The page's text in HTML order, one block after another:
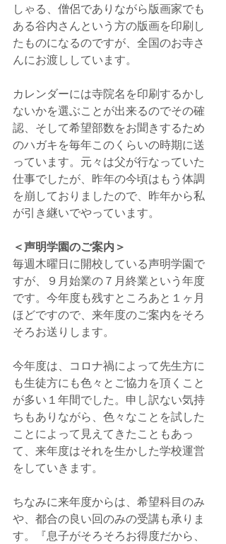
しゃる、僧侶でありながら版画家でも
ある谷内さんという方の版画を印刷し
たものになるのですが、全国のお寺さ
んにお渡ししています。
カレンダーには寺院名を印刷するかし
ないかを選ぶことが出来るのでその確
認、そして希望部数をお聞きするため
のハガキを毎年このくらいの時期に送
っています。元々は父が行なっていた
仕事でしたが、昨年の今頃はもう体調
を崩しておりましたので、昨年から私
が引き継いでやっています。
＜声明学園のご案内＞
毎週木曜日に開校している声明学園で
すが、９月始業の７月終業という年度
です。今年度も残すところあと１ヶ月
ほどですので、来年度のご案内をそろ
そろお送りします。
今年度は、コロナ禍によって先生方に
も生徒方にも色々とご協力を頂くこと
が多い１年間でした。申し訳ない気持
ちもありながら、色々なことを試した
ことによって見えてきたこともあっ
て、来年度はそれを生かした学校運営
をしていきます。
ちなみに来年度からは、希望科目のみ
や、都合の良い回のみの受講も承りま
す。『息子がそろそろお得度だから、